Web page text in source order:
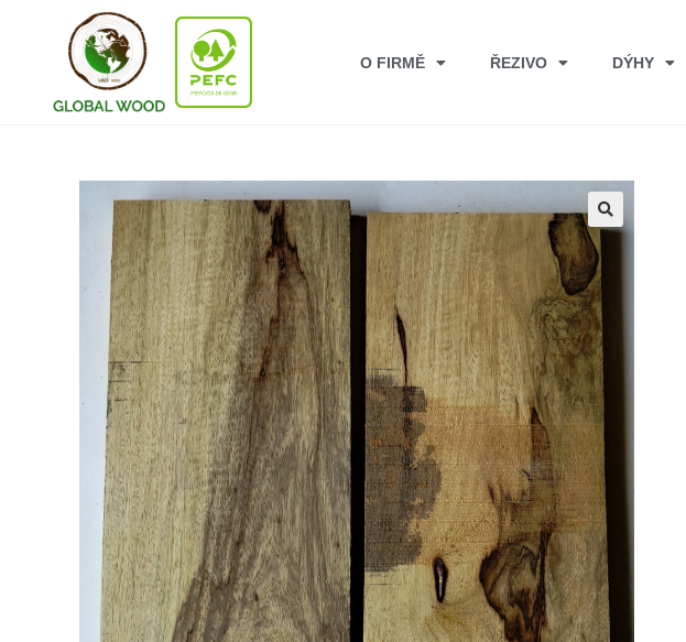
O FIRMĚ ŘEZIVO DÝHY